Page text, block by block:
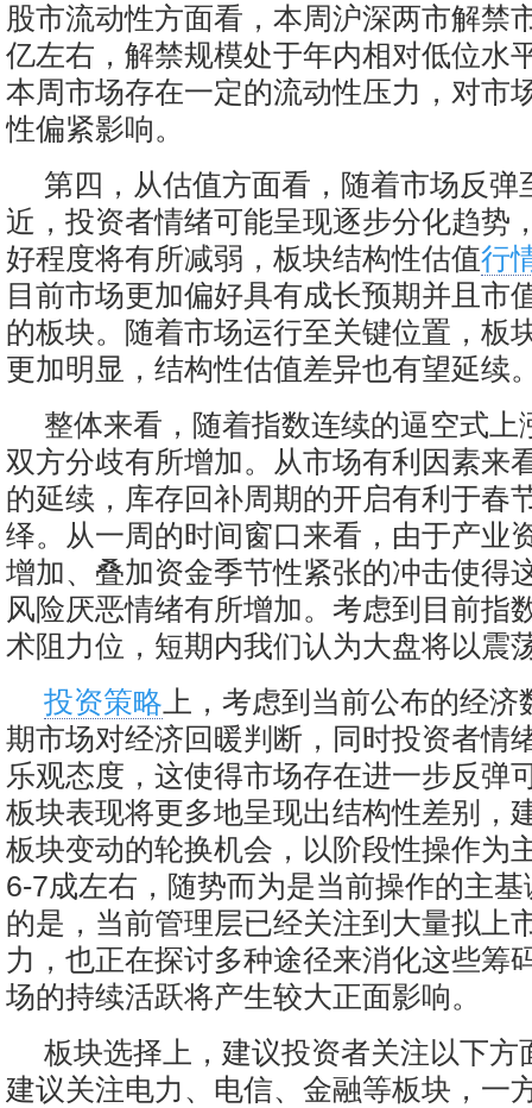
股市流动性方面看，本周沪深两市解禁
亿左右，解禁规模处于年内相对低位水
本周市场存在一定的流动性压力，对市
性偏紧影响。
第四，从估值方面看，随着市场反弹
近，投资者情绪可能呈现逐步分化趋势
好程度将有所减弱，板块结构性估值行
目前市场更加偏好具有成长预期并且市
的板块。随着市场运行至关键位置，板
更加明显，结构性估值差异也有望延续
整体来看，随着指数连续的逼空式上
双方分歧有所增加。从市场有利因素来
的延续，库存回补周期的开启有利于春
绎。从一周的时间窗口来看，由于产业
增加、叠加资金季节性紧张的冲击使得
风险厌恶情绪有所增加。考虑到目前指
术阻力位，短期内我们认为大盘将以震
投资策略 上，考虑到当前公布的经
期市场对经济回暖判断，同时投资者情
乐观态度，这使得市场存在进一步反弹
板块表现将更多地呈现出结构性差别，
板块变动的轮换机会，以阶段性操作为
6-7成左右，随势而为是当前操作的主
的是，当前管理层已经关注到大量拟上
力，也正在探讨多种途径来消化这些筹
场的持续活跃将产生较大正面影响。
板块选择上，建议投资者关注以下方
建议关注电力、电信、金融等板块，一